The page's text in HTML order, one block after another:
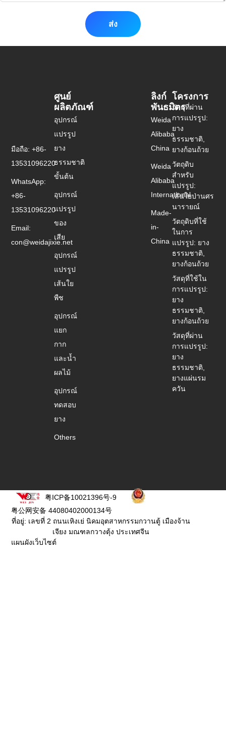
ส่ง
ลิงก์
พันธมิตร
Weida
Alibaba
China
Weida
Alibaba
International
Made-
in-
China
ศูนย์
ผลิตภัณฑ์
อุปกรณ์
แปรรูป
ยาง
ธรรมชาติ
ขั้นต้น
อุปกรณ์
แปรรูป
ของ
เสีย
อุปกรณ์
แปรรูป
เส้นใย
พืช
อุปกรณ์
แยก
กาก
และน้ำ
ผลไม้
อุปกรณ์
ทดสอบ
ยาง
Others
โครงการ
วัสดุที่ผ่าน
การแปรรูป:
ยาง
ธรรมชาติ,
ยางก้อนถ้วย
วัตถุดิบ
สำหรับ
แปรรูป:
เส้นใยป่านศร
นารายณ์
วัตถุดิบที่ใช้
ในการ
แปรรูป: ยาง
ธรรมชาติ,
ยางก้อนถ้วย
วัสดุที่ใช้ใน
การแปรรูป:
ยาง
ธรรมชาติ,
ยางก้อนถ้วย
วัสดุที่ผ่าน
การแปรรูป:
ยาง
ธรรมชาติ,
ยางแผ่นรม
ควัน
มือถือ: +86-
13531096220
WhatsApp:
+86-
13531096220
Email:
con@weidajixie.net
粤ICP备10021396号-9
粤公网安备 44080402000134号
ที่อยู่: เลขที่ 2 ถนนเหิงเย่ นิคมอุตสาหกรรมกวานตู้ เมืองจ้าน
เจียง มณฑลกวางตุ้ง ประเทศจีน
แผนผังเว็บไซต์